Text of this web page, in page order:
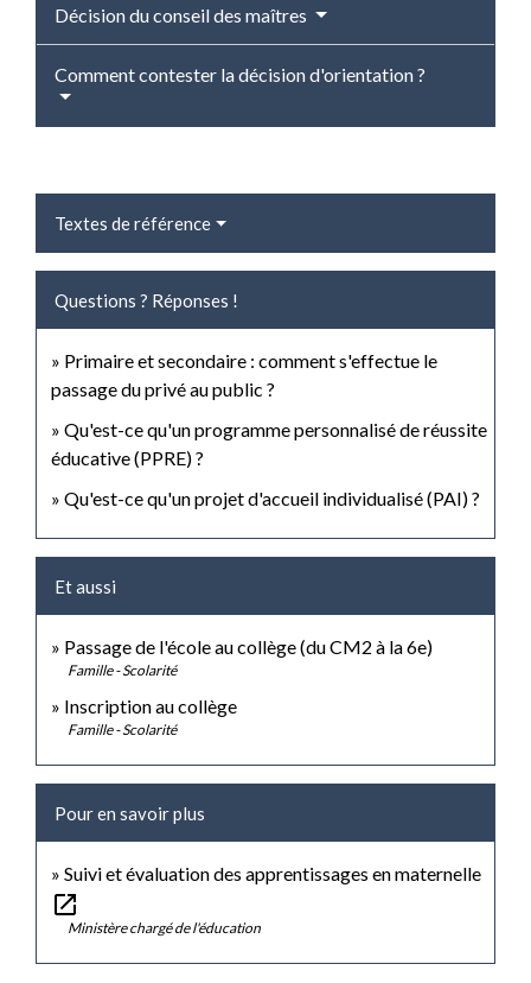
Décision du conseil des maîtres
Comment contester la décision d'orientation ?
Textes de référence
Questions ? Réponses !
Primaire et secondaire : comment s'effectue le
passage du privé au public ?
Qu'est-ce qu'un programme personnalisé de réussite
éducative (PPRE) ?
Qu'est-ce qu'un projet d'accueil individualisé (PAI) ?
Et aussi
Passage de l'école au collège (du CM2 à la 6e)
Famille - Scolarité
Inscription au collège
Famille - Scolarité
Pour en savoir plus
Suivi et évaluation des apprentissages en maternelle
open_in_new
Ministère chargé de l'éducation